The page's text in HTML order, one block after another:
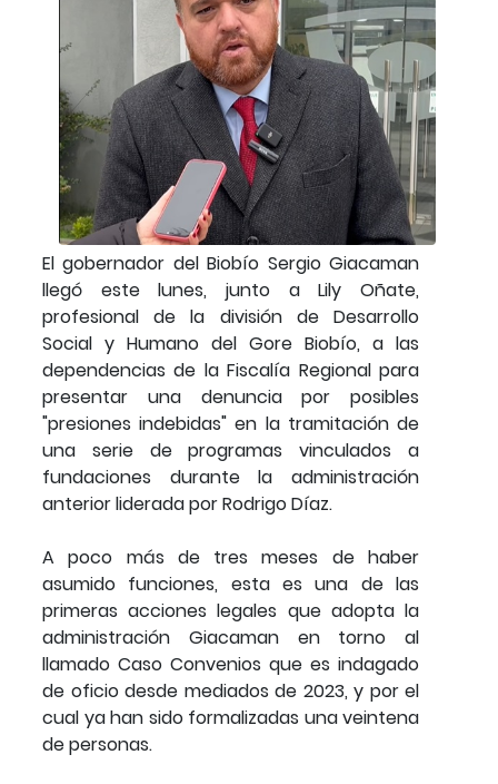
El gobernador del Biobío Sergio Giacaman
llegó este lunes, junto a Lily Oñate,
profesional de la división de Desarrollo
Social y Humano del Gore Biobío, a las
dependencias de la Fiscalía Regional para
presentar una denuncia por posibles
"presiones indebidas" en la tramitación de
una serie de programas vinculados a
fundaciones durante la administración
anterior liderada por Rodrigo Díaz.
A poco más de tres meses de haber
asumido funciones, esta es una de las
primeras acciones legales que adopta la
administración Giacaman en torno al
llamado Caso Convenios que es indagado
de oficio desde mediados de 2023, y por el
cual ya han sido formalizadas una veintena
de personas.